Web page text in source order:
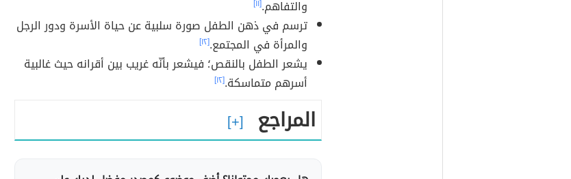
والتفاهم.[١١]
ترسم في ذهن الطفل صورة سلبية عن حياة الأسرة ودور الرجل
والمرأة في المجتمع.[١٢]
يشعر الطفل بالنقص؛ فيشعر بأنّه غريب بين أقرانه حيث غالبية
أسرهم متماسكة.[١٢]
المراجع